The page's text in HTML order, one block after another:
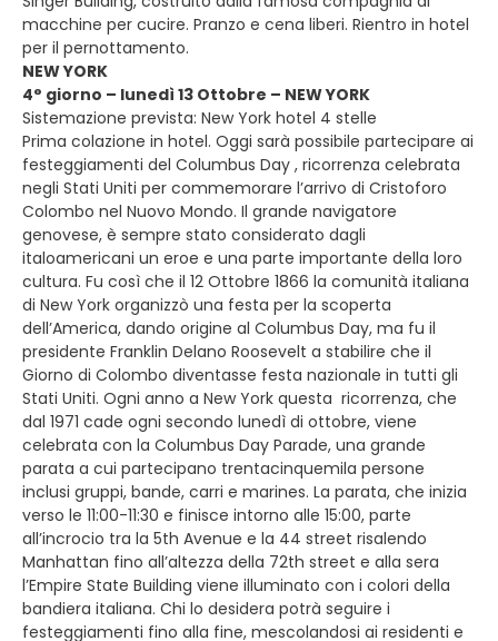
macchine per cucire. Pranzo e cena liberi. Rientro in hotel
per il pernottamento.
NEW YORK
4° giorno – lunedì 13 Ottobre – NEW YORK
Sistemazione prevista: New York hotel 4 stelle
Prima colazione in hotel. Oggi sarà possibile partecipare ai
festeggiamenti del Columbus Day , ricorrenza celebrata
negli Stati Uniti per commemorare l’arrivo di Cristoforo
Colombo nel Nuovo Mondo. Il grande navigatore
genovese, è sempre stato considerato dagli
italoamericani un eroe e una parte importante della loro
cultura. Fu così che il 12 Ottobre 1866 la comunità italiana
di New York organizzò una festa per la scoperta
dell’America, dando origine al Columbus Day, ma fu il
presidente Franklin Delano Roosevelt a stabilire che il
Giorno di Colombo diventasse festa nazionale in tutti gli
Stati Uniti. Ogni anno a New York questa ricorrenza, che
dal 1971 cade ogni secondo lunedì di ottobre, viene
celebrata con la Columbus Day Parade, una grande
parata a cui partecipano trentacinquemila persone
inclusi gruppi, bande, carri e marines. La parata, che inizia
verso le 11:00-11:30 e finisce intorno alle 15:00, parte
all’incrocio tra la 5th Avenue e la 44 street risalendo
Manhattan fino all’altezza della 72th street e alla sera
l’Empire State Building viene illuminato con i colori della
bandiera italiana. Chi lo desidera potrà seguire i
festeggiamenti fino alla fine, mescolandosi ai residenti e